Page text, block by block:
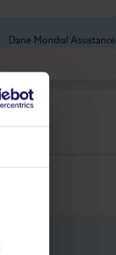
Dane Mondial Assistance